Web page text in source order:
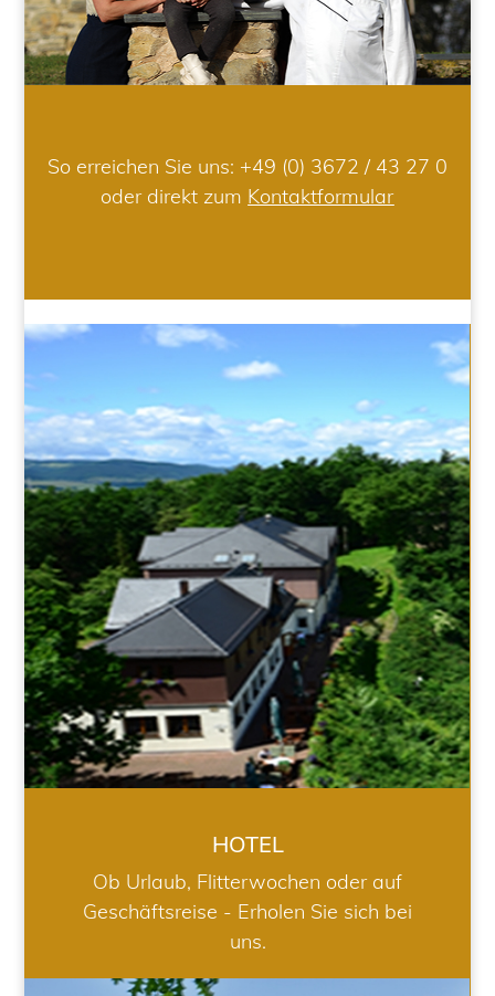
So erreichen Sie uns: +49 (0) 3672 / 43 27 0
oder direkt zum Kontaktformular
HOTEL
HOTEL
Ob Urlaub, Flitterwochen oder auf
Geschäftsreise - Erholen Sie sich bei
uns.